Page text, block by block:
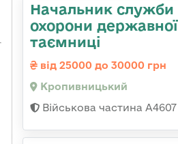
Начальник служби
охорони державної
таємниці
від 25000 до 30000 грн
Кропивницький
Військова частина А4607